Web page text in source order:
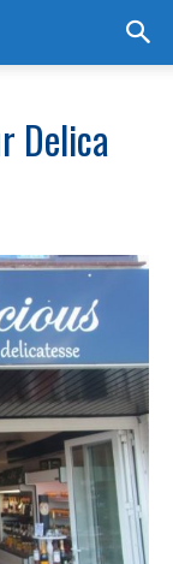
Delica